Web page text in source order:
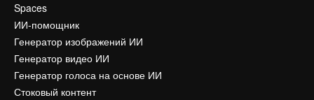
Spaces
ИИ-помощник
Генератор изображений ИИ
Генератор видео ИИ
Генератор голоса на основе ИИ
Стоковый контент